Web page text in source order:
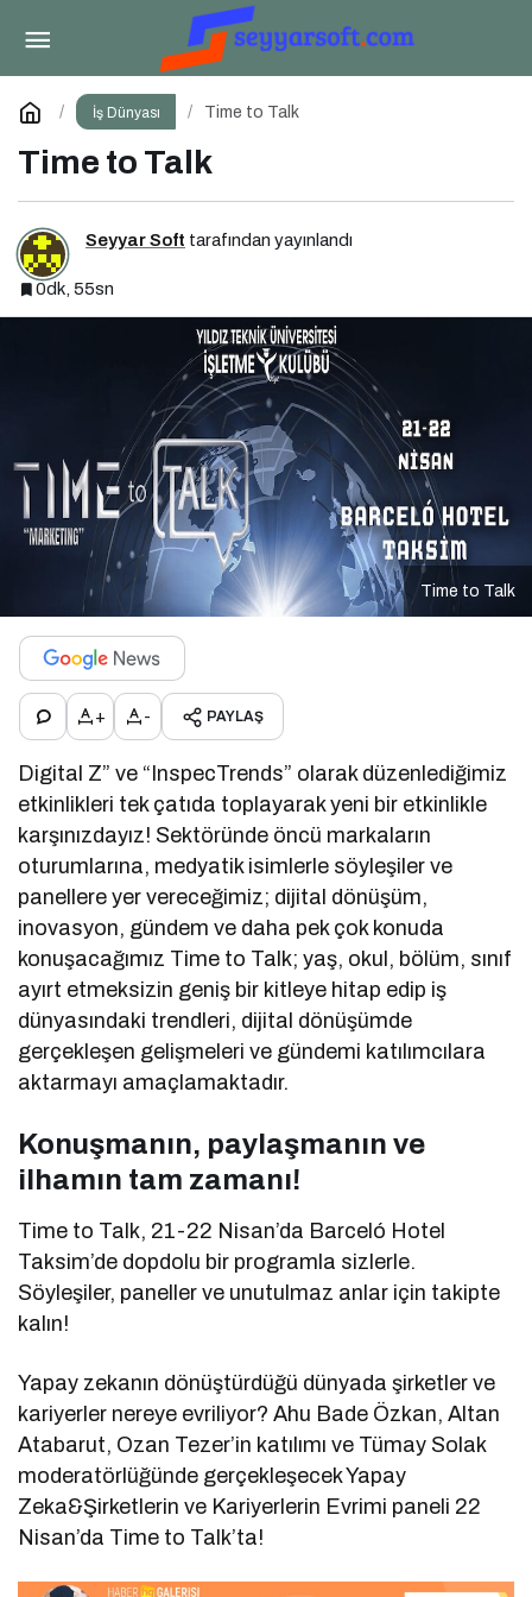
İş Dünyası Time to Talk
Time to Talk
Seyyar Soft tarafından yayınlandı
0dk, 55sn
Time to Talk
+ - PAYLAŞ
Digital Z” ve “InspecTrends” olarak düzenlediğimiz
etkinlikleri tek çatıda toplayarak yeni bir etkinlikle
karşınızdayız! Sektöründe öncü markaların
oturumlarına, medyatik isimlerle söyleşiler ve
panellere yer vereceğimiz; dijital dönüşüm,
inovasyon, gündem ve daha pek çok konuda
konuşacağımız Time to Talk; yaş, okul, bölüm, sınıf
ayırt etmeksizin geniş bir kitleye hitap edip iş
dünyasındaki trendleri, dijital dönüşümde
gerçekleşen gelişmeleri ve gündemi katılımcılara
aktarmayı amaçlamaktadır.
Konuşmanın, paylaşmanın ve
ilhamın tam zamanı!
Time to Talk, 21-22 Nisan’da Barceló Hotel
Taksim’de dopdolu bir programla sizlerle.
Söyleşiler, paneller ve unutulmaz anlar için takipte
kalın!
Yapay zekanın dönüştürdüğü dünyada şirketler ve
kariyerler nereye evriliyor? Ahu Bade Özkan, Altan
Atabarut, Ozan Tezer’in katılımı ve Tümay Solak
moderatörlüğünde gerçekleşecek Yapay
Zeka&Şirketlerin ve Kariyerlerin Evrimi paneli 22
Nisan’da Time to Talk’ta!
SEO Vibes on Tour Türkiye 2025: Dijital
Dünyanın Nabzını Tutan Etkinlik
Yorum Yap